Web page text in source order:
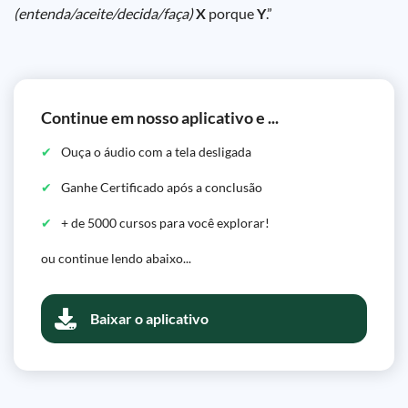
(entenda/aceite/decida/faça)X porqueY.”
Continue em nosso aplicativo e ...
Ouça o áudio com a tela desligada
Ganhe Certificado após a conclusão
+ de 5000 cursos para você explorar!
ou continue lendo abaixo...
Baixar o aplicativo